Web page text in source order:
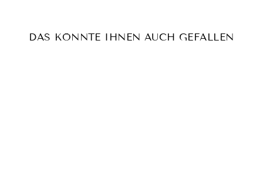
DAS KÖNNTE IHNEN AUCH GEFALLEN